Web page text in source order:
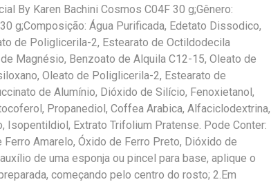
By Karen Bachini Cosmos C04F 30 g;Gênero:
g;Composição: Água Purificada, Edetato Dissodico,
de Poliglicerila-2, Estearato de Octildodecila
Magnésio, Benzoato de Alquila C12-15, Oleato de
Oleato de Poliglicerila-2, Estearato de
de Alumínio, Dióxido de Silício, Fenoxietanol,
Propanediol, Coffea Arabica, Alfaciclodextrina,
Extrato Trifolium Pratense. Pode Conter:
Amarelo, Óxido de Ferro Preto, Dióxido de
de uma esponja ou pincel para base, aplique o
começando pelo centro do rosto; 2.Em